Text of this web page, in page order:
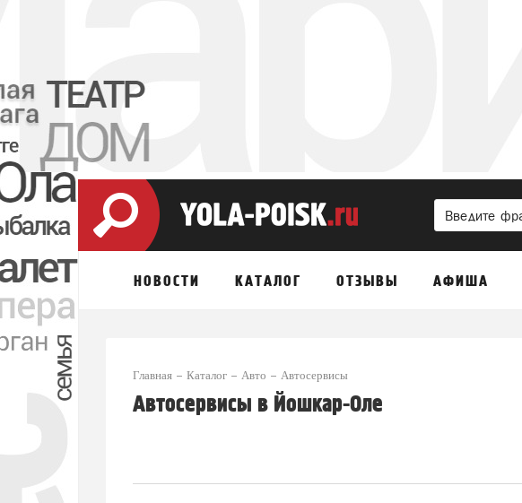
НОВОСТИ КАТАЛОГ ОТЗЫВЫ АФИША
Главная Каталог Авто Автосервисы
Автосервисы в Йошкар-Оле